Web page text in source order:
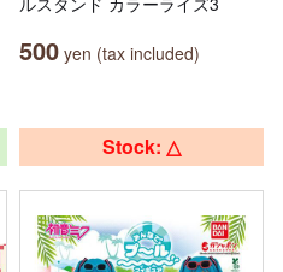
500 yen (tax included)
Stock: △